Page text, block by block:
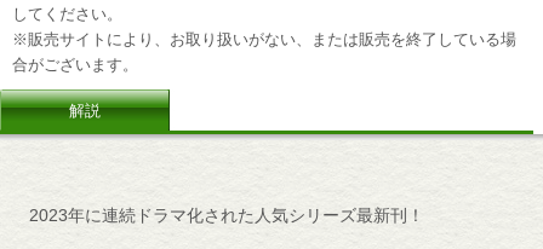
してください。
※販売サイトにより、お取り扱いがない、または販売を終了している場
合がございます。
解説
2023年に連続ドラマ化された人気シリーズ最新刊！